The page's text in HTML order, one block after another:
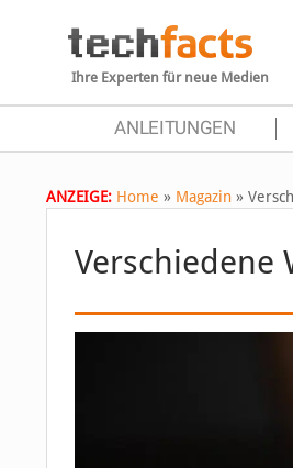
Ihre Experten für neue Medien
ANLEITUNGEN
ANZEIGE: Home » Magazin »
Verschiedene